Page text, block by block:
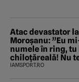
Atac devastator
Moroșanu: ”Eu
numele în ring, tu
chiloțăreală! Nu
mine”
IAMSPORT.RO